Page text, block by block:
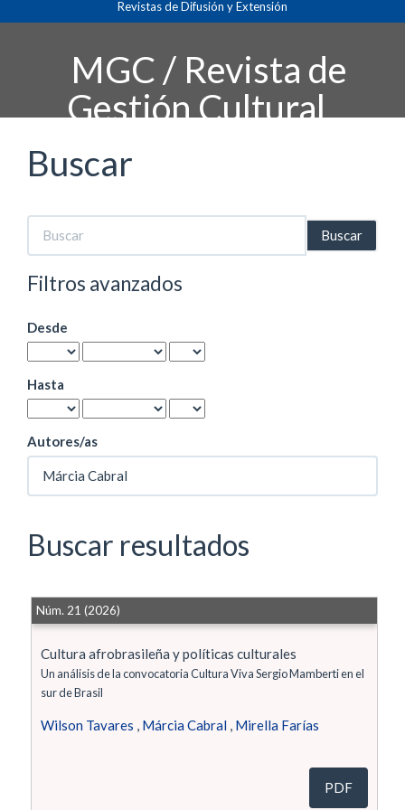
principal
principal
lateral
Revistas de Difusión y Extensión
MGC / Revista de
Gestión Cultural
Buscar
Buscar
artículos
por
Filtros avanzados
Desde
Hasta
Autores/as
Buscar resultados
Cultura afrobrasileña y políticas culturales
Un análisis de la convocatoria Cultura Viva Sergio Mamberti en el
sur de Brasil
Wilson Tavares Márcia Cabral, Mirella Farías
Núm. 21 (2026)
PDF